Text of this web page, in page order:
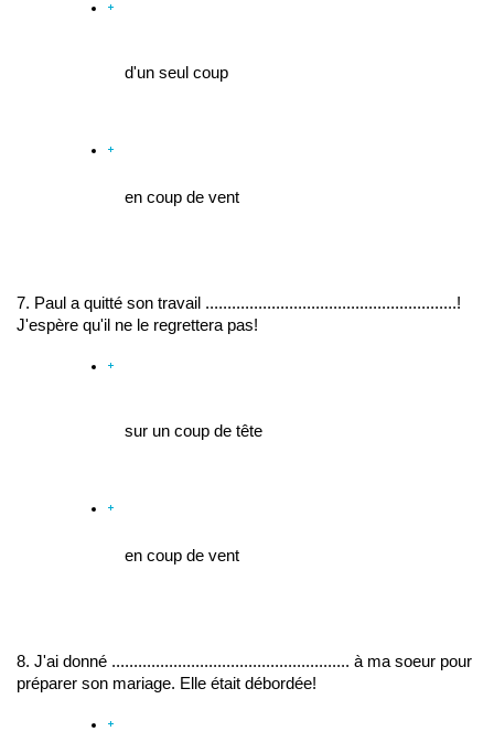
d'un seul coup
en coup de vent
7. Paul a quitté son travail .........................................................!
J'espère qu'il ne le regrettera pas!
sur un coup de tête
en coup de vent
8. J'ai donné ...................................................... à ma soeur pour
préparer son mariage. Elle était débordée!